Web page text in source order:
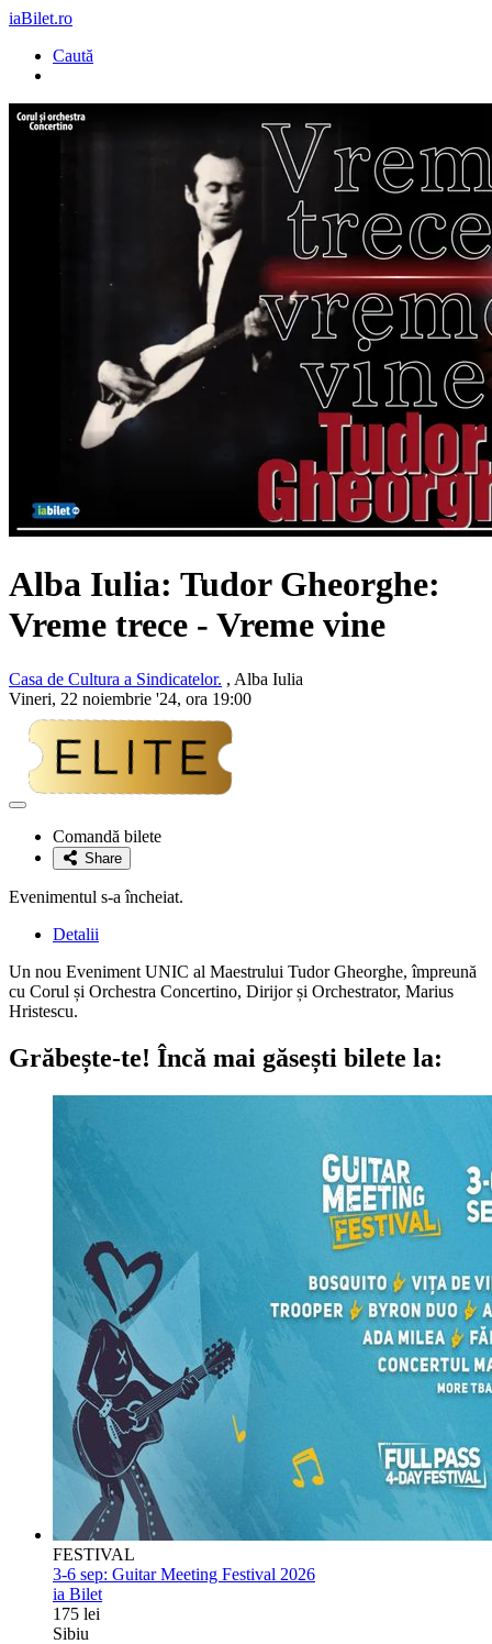
iaBilet.ro
Caută
Alba Iulia: Tudor Gheorghe:
Vreme trece - Vreme vine
Casa de Cultura a Sindicatelor. , Alba Iulia
Vineri, 22 noiembrie '24, ora 19:00
Adaugă
favoriteComandă bilete
Share
Evenimentul s-a încheiat.
Detalii
Un nou Eveniment UNIC al Maestrului Tudor Gheorghe, împreună
cu Corul și Orchestra Concertino, Dirijor și Orchestrator, Marius
Hristescu.
Grăbește-te! Încă mai găsești bilete la:
FESTIVAL
3-6 sep: Guitar Meeting Festival 2026
ia Bilet
175 lei
Sibiu